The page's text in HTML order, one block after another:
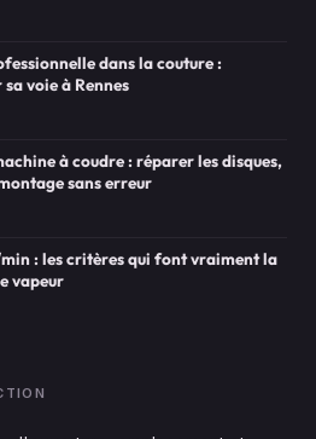
dans la couture :
voie à Rennes
à coudre : réparer les disques,
sans erreur
: les critères qui font vraiment la
vapeur